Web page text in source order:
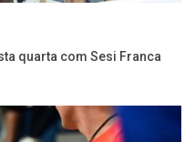
quarta com Sesi Franca